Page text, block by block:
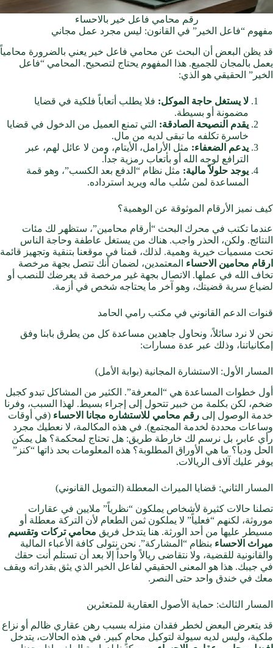
رقم محامي فاعل خير بالاحساء
مفهوم “فاعل الخير” في القانون: ليس مجرد عمل مجاني
قد يظن البعض أن البحث عن محامي فاعل خير يعني بالضرورة محامياً
يعمل بالمجان للجميع. هذا المفهوم يحتاج لتصحيح. المحامي “فاعل
الخير” الحقيقي هو الذي:
لا يستغل حاجة الموكل: فلا يطلب أتعاباً فلكية في قضايا
مضمونة أو بسيطة.
يقدم النصيحة الصادقة: التي تمنع العميل من الدخول في قضايا
خاسرة تكلفه ما تبقى لديه من مال.
يدعم الضعفاء: مثل الأرامل، الأيتام، ومن لا عائل لهم، عبر
الترافع لوجه الله أو بأتعاب رمزية جداً.
يوجد حلولاً مالية: مثل نظام “الدفع بعد الكسب”، وهو قمة
المساعدة لمن سُلب ماله ويريد استرداده.
كيف نميز الأرقام الموثوقة عن الوهمية؟
عندما تكتب في محرك البحث “أرقام محامين”، ستظهر لك مئات
النتائج. ولكن، الحذر واجب. هناك من يستغل عاطفة وحاجة الناس
تحت مسميات خيرية وهمية. لذلك، قمنا في موقعنا بتنقية وتجهيز قائمة
ارقام محامين الاحساء المعتمدين، لضمان أنك تتصل بجهة مرخصة
تخاف الله في عملها. الاتصال بجهة غير مرخصة قد يعرضك للنصب أو
لضياع سرية قضيتك، وهو آخر ما يحتاجه شخص في أزمة.
قنوات الدعم القانوني في مكتب رامي الحامد
نحن لا نرد سائلاً، ونحاول جاهدين مساعدة كل من يطرق بابنا وفق
إمكانياتنا، وذلك عبر عدة مسارات:
المسار الأول: الاستشارة المجانية (بوابة الأمل)
أول خطوات المساعدة هي “المعرفة”. الكثير من المشاكل تبدو كجبل
ضخم، لكن بكلمة من خبير تتحول إلى إجراء بسيط. لهذا السبب، وفرنا
خدمة الوصول إلى رقم محامي للاستشاره مجانا الاحساء (في أوقات
وساعات محددة لخدمة المجتمع). في هذه المكالمة، لا نعطيك مجرد
رأي عابر، بل نرسم لك خارطة طريق: هل تحتاج لمحكمة؟ هل يمكن
الحل ودياً؟ ما هي الأوراق المطلوبة؟ هذه المعلومات بحد ذاتها “كنز”
يوفر عليك آلاف الريالات.
المسار الثاني: قضايا الميراث المعطلة (التمويل القانوني)
تصلنا حالات كثيرة لأشخاص يملكون “نظرياً” ملايين في عقارات
موروثة، لكنهم “فعلياً” لا يملكون ثمن الطعام لأن التركة معطلة أو
مسيطر عليها من أحد الورثة. هنا يتدخل فريق محامي تركات وتقسيم
ميراث الاحساء بنظام “المشاركة”. نحن نتولى كافة الأعباء المالية
والقانونية للقضية، ولا نتقاضى ريالاً واحداً إلا بعد أن تستلم أنت حقك
في جيبك. هذا هو المعنى الحقيقي لفاعل الخير الذي يثق بقدراته ويقف
معك في خندق واحد حتى النصر.
المسار الثالث: حماية الأصول العقارية للمتعثرين
قد يتعرض البعض لخطر فقدان منزله بسبب رهن عقاري ظالم أو نزاع
ملكية، وليس لديه سيولة لتوكيل محامٍ كبير. في هذه الحالات، يتدخل